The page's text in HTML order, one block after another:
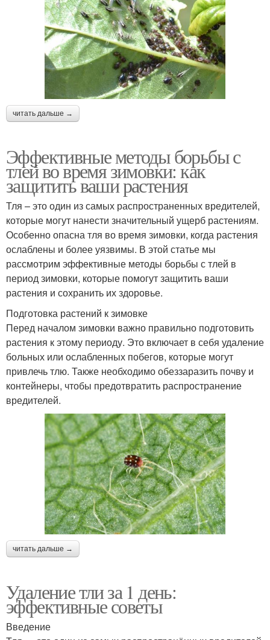
читать дальше →
Эффективные методы борьбы с
тлей во время зимовки: как
защитить ваши растения
Тля – это один из самых распространенных вредителей,
которые могут нанести значительный ущерб растениям.
Особенно опасна тля во время зимовки, когда растения
ослаблены и более уязвимы. В этой статье мы
рассмотрим эффективные методы борьбы с тлей в
период зимовки, которые помогут защитить ваши
растения и сохранить их здоровье.
Подготовка растений к зимовке
Перед началом зимовки важно правильно подготовить
растения к этому периоду. Это включает в себя удаление
больных или ослабленных побегов, которые могут
привлечь тлю. Также необходимо обеззаразить почву и
контейнеры, чтобы предотвратить распространение
вредителей.
читать дальше →
Удаление тли за 1 день:
эффективные советы
Введение